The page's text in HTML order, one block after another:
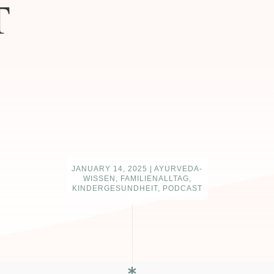
JANUARY 14, 2025
AYURVEDA-
WISSEN, FAMILIENALLTAG,
KINDERGESUNDHEIT, PODCAST